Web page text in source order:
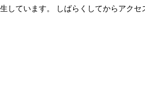
しています。 しばらくしてからアクセ